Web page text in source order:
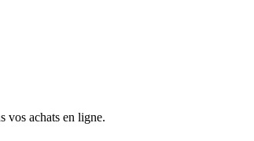
vos achats en ligne.